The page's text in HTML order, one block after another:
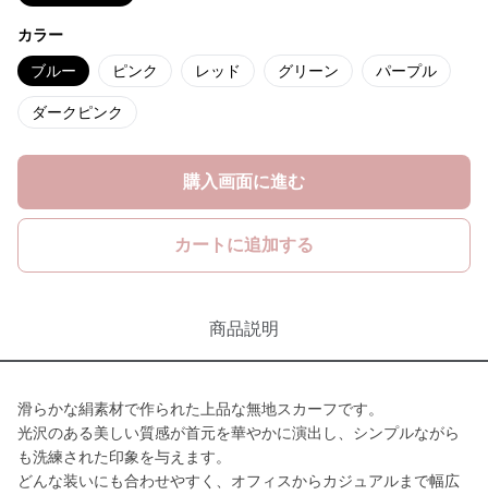
カラー
ブルー ピンク レッド グリーン パープル
ダークピンク
購入画面に進む
カートに追加する
商品説明
滑らかな絹素材で作られた上品な無地スカーフです。
光沢のある美しい質感が首元を華やかに演出し、シンプルながら
も洗練された印象を与えます。
どんな装いにも合わせやすく、オフィスからカジュアルまで幅広